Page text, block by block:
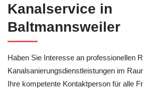
Kanalservice in
Baltmannsweiler
Haben Sie Interesse an professionellen
Kanalsanierungsdienstleistungen im
Ihre kompetente Kontaktperson für alle